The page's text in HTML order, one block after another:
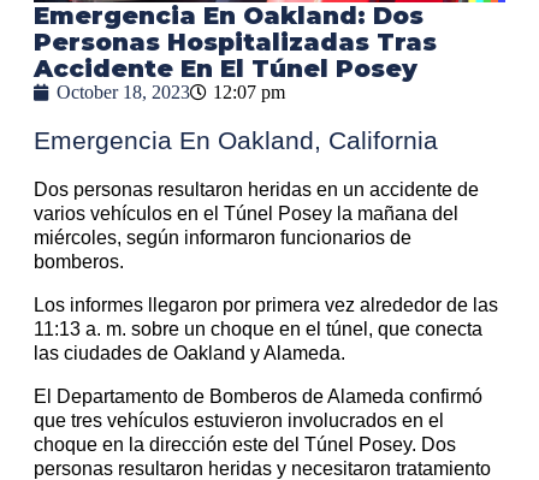
Emergencia En Oakland: Dos
Personas Hospitalizadas Tras
Accidente En El Túnel Posey
October 18, 2023 12:07 pm
Emergencia En Oakland, California
Dos personas resultaron heridas en un accidente de
varios vehículos en el Túnel Posey la mañana del
miércoles, según informaron funcionarios de
bomberos.
Los informes llegaron por primera vez alrededor de las
11:13 a. m. sobre un choque en el túnel, que conecta
las ciudades de Oakland y Alameda.
El Departamento de Bomberos de Alameda confirmó
que tres vehículos estuvieron involucrados en el
choque en la dirección este del Túnel Posey. Dos
personas resultaron heridas y necesitaron tratamiento